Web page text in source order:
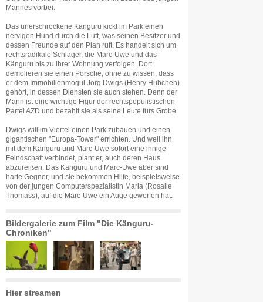
Mannes vorbei.
Das unerschrockene Känguru kickt im Park einen
nervigen Hund durch die Luft, was seinen Besitzer und
dessen Freunde auf den Plan ruft. Es handelt sich um
rechtsradikale Schläger, die Marc-Uwe und das
Känguru bis zu ihrer Wohnung verfolgen. Dort
demolieren sie einen Porsche, ohne zu wissen, dass
er dem Immobilienmogul Jörg Dwigs (Henry Hübchen)
gehört, in dessen Diensten sie auch stehen. Denn der
Mann ist eine wichtige Figur der rechtspopulistischen
Partei AZD und bezahlt sie als seine Leute fürs Grobe.
Dwigs will im Viertel einen Park zubauen und einen
gigantischen "Europa-Tower" errichten. Und weil ihn
mit dem Känguru und Marc-Uwe sofort eine innige
Feindschaft verbindet, plant er, auch deren Haus
abzureißen. Das Känguru und Marc-Uwe aber sind
harte Gegner, und sie bekommen Hilfe, beispielsweise
von der jungen Computerspezialistin Maria (Rosalie
Thomass), auf die Marc-Uwe ein Auge geworfen hat.
Bildergalerie zum Film "Die Känguru-
Chroniken"
Hier streamen